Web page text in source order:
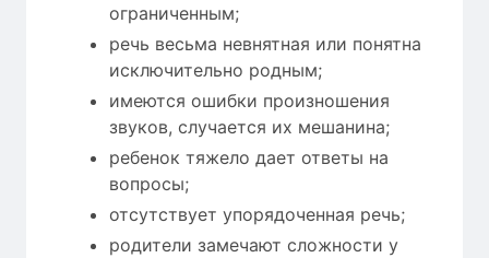
ограниченным;
речь весьма невнятная или понятна
исключительно родным;
имеются ошибки произношения
звуков, случается их мешанина;
ребенок тяжело дает ответы на
вопросы;
отсутствует упорядоченная речь;
родители замечают сложности у